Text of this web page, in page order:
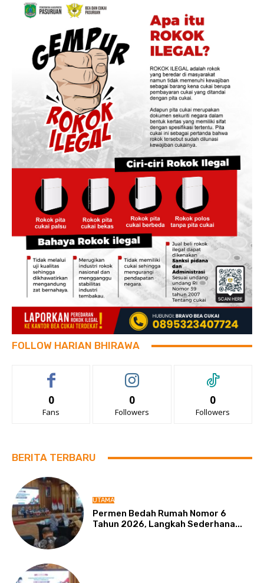
FOLLOW HARIAN BHIRAWA
0
Fans
0
Followers
0
Followers
BERITA TERBARU
UTAMA
Permen Bedah Rumah Nomor 6
Tahun 2026, Langkah Sederhana...